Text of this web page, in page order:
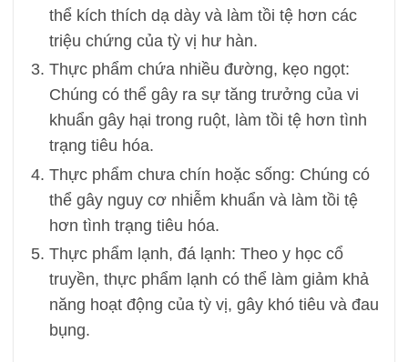
thể kích thích dạ dày và làm tồi tệ hơn các
triệu chứng của tỳ vị hư hàn.
Thực phẩm chứa nhiều đường, kẹo ngọt:
Chúng có thể gây ra sự tăng trưởng của vi
khuẩn gây hại trong ruột, làm tồi tệ hơn tình
trạng tiêu hóa.
Thực phẩm chưa chín hoặc sống: Chúng có
thể gây nguy cơ nhiễm khuẩn và làm tồi tệ
hơn tình trạng tiêu hóa.
Thực phẩm lạnh, đá lạnh: Theo y học cổ
truyền, thực phẩm lạnh có thể làm giảm khả
năng hoạt động của tỳ vị, gây khó tiêu và đau
bụng.